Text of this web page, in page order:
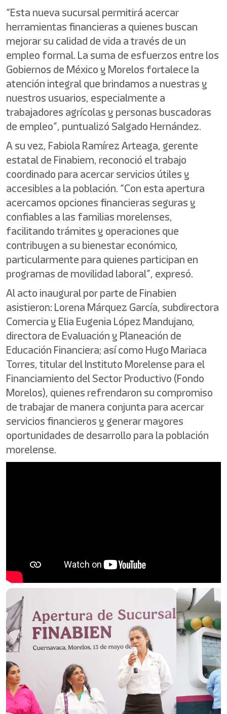
“Esta nueva sucursal permitirá acercar
herramientas financieras a quienes buscan
mejorar su calidad de vida a través de un
empleo formal. La suma de esfuerzos entre los
Gobiernos de México y Morelos fortalece la
atención integral que brindamos a nuestras y
nuestros usuarios, especialmente a
trabajadores agrícolas y personas buscadoras
de empleo”, puntualizó Salgado Hernández.
A su vez, Fabiola Ramírez Arteaga, gerente
estatal de Finabiem, reconoció el trabajo
coordinado para acercar servicios útiles y
accesibles a la población. “Con esta apertura
acercamos opciones financieras seguras y
confiables a las familias morelenses,
facilitando trámites y operaciones que
contribuyen a su bienestar económico,
particularmente para quienes participan en
programas de movilidad laboral”, expresó.
Al acto inaugural por parte de Finabien
asistieron: Lorena Márquez García, subdirectora
Comercia y Elia Eugenia López Mandujano,
directora de Evaluación y Planeación de
Educación Financiera; así como Hugo Mariaca
Torres, titular del Instituto Morelense para el
Financiamiento del Sector Productivo (Fondo
Morelos), quienes refrendaron su compromiso
de trabajar de manera conjunta para acercar
servicios financieros y generar mayores
oportunidades de desarrollo para la población
morelense.